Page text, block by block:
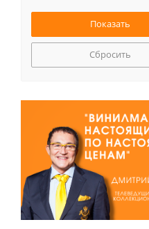
Сбросить